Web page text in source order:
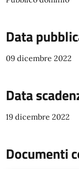
Data
09 dicembre 2022
Data
19 dicembre 2022
Documenti